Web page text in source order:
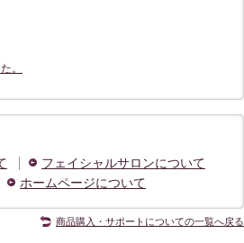
。
フェイシャルサロンについて
ホームページについて
商品購入・サポートについての一覧へ戻る